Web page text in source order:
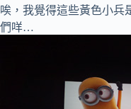
唉，我覺得這些黃色小兵
們咩…